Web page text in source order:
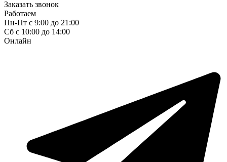
Заказать звонок
Работаем
Пн-Пт с 9:00 до 21:00
Сб с 10:00 до 14:00
Онлайн